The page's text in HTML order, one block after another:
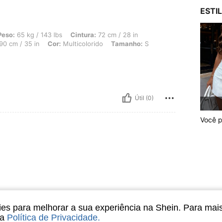
lbs, Cintura: 72 cm / 28 in, Quadris: 103 cm / 41 in, Formato do corpo:
65 kg / 143 lbs Cintura: 72 cm / 28 in
90 cm / 35 in Cor: Multicolorido Tamanho: S
Útil (0)
Você
para melhorar a sua experiência na Shein. Para
Política de Privacidade.